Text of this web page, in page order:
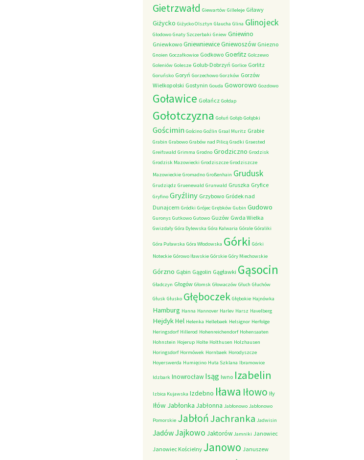
Gietrzwałd Giewartów Gilleleje Giławy
Giżycko Giżycko Olsztyn Glaucha Glina Glinojeck
Glodowo Gnaty Szczerbaki Gniew Gniewino
Gniewkowo GniewniewiceGniewoszów Gniezno
Gnoien Goczałkowice Godkowo Goerlitz Golczewo
Goleniów Golesze Golub-Dobrzyń Gorlice Gorlitz
Goruńsko Goryń Gorzechowo Gorzków Gorzów
Wielkopolski Gostynin Gouda Goworowo Gozdowo
Goławice Gołańcz Gołdap
Gołotczyzna Gołuń Gołąb Gołąbki
Gościmin Gościno Goźlin Graal Muritz Grabie
Grabin Grabowo Grabów nad Pilicą Gradki Graested
Greifswald Grimma Grodno Grodziczno Grodzisk
Grodzisk Mazowiecki Grodziszcze Grodziszcze
Mazowieckie Gromadno Großenhain Grudusk
Grudziądz Gruenewald Grunwald Gruszka Gryfice
Gryfino Gryźliny Grzybowo Gródek nad
Dunajcem Gródki Grójec Grębków Gubin Gudowo
Guronys Gutkowo Gutowo Guzów Gwda Wielka
Gwizdały Góra Dylewska Góra Kalwaria Górale Góraliki
Góra Puławska Góra Włodowska Górki Górki
Noteckie Górowo Iławskie Górskie Góry Miechowskie
Górzno Gąbin Gągolin Gągławki Gąsocin
Gładczyn Głogów Głomsk Głowaczów Głuch Głuchów
Głusk Głusko Głęboczek Głębokie Hajnówka
Hamburg Hanna Hannover Harlev Harsz Havelberg
HejdykHel Helenka Hellebaek Helsignor Herfolge
Heringsdorf Hillerod Hohenreichendorf Hohensaaten
Hohnstein Hojerup Holte Holthusen Holzhausen
Horingsdorf Hormówek Hornbaek Horodyszcze
Hoyerswerda Humięcino Huta Szklana Ibramowice
Idzbark Inowrocław Isąg Iwno Izabelin
Izbica Kujawska Izdebno Iława Iłowo Iły
Iłów Jabłonka Jabłonna Jabłonowo Jabłonowo
Pomorskie JabłońJachranka Jadwisin
JadówJajkowo Jaktorów Jamniki Janowiec
Janowiec Kościelny Janowo Januszew